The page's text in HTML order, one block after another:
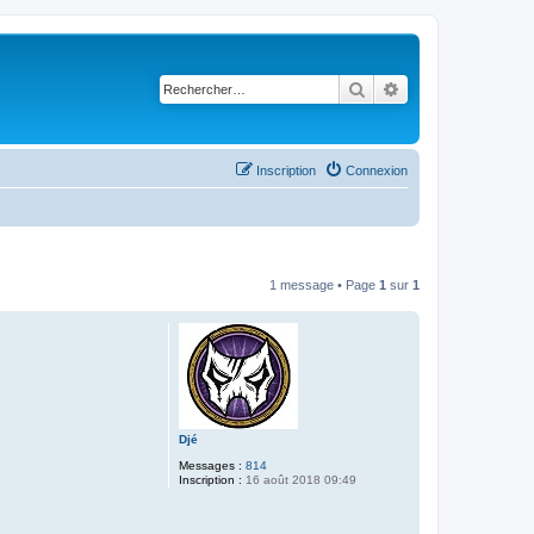
Rechercher
Connexion
Inscription
1 message • Page 1 sur 1
Djé
Messages : 814
Inscription : 16 août 2018 09:49